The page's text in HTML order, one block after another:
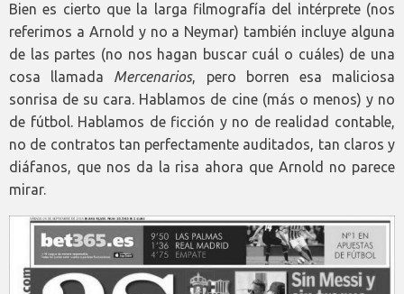
Bien es cierto que la larga filmografía del intérprete (nos
referimos a Arnold y no a Neymar) también incluye alguna
de las partes (no nos hagan buscar cuál o cuáles) de una
cosa llamada Mercenarios, pero borren esa maliciosa
sonrisa de su cara. Hablamos de cine (más o menos) y no
de fútbol. Hablamos de ficción y no de realidad contable,
no de contratos tan perfectamente auditados, tan claros y
diáfanos, que nos da la risa ahora que Arnold no parece
mirar.